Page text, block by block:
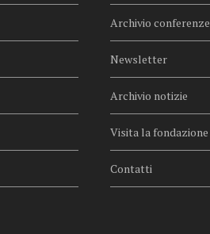
Archivio conferenze
Newsletter
Archivio notizie
Visita la fondazione
Contatti